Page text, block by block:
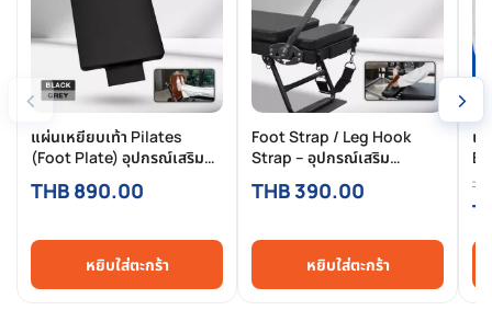
‹
แผ่นเหยียบเท้า Pilates
(Foot Plate) อุปกรณ์เสริม
Reformer ทุกรุ่น วัสดุ PU นุ่ม
สบาย
THB 890.00
หยิบใส่ตะกร้า
Foot Strap / Leg Hook
Strap – อุปกรณ์เสริม
Pilates Reformer ล็อกเท้า
มั่นคง
THB 390.00
หยิบใส่ตะกร้า
แ
ร
›